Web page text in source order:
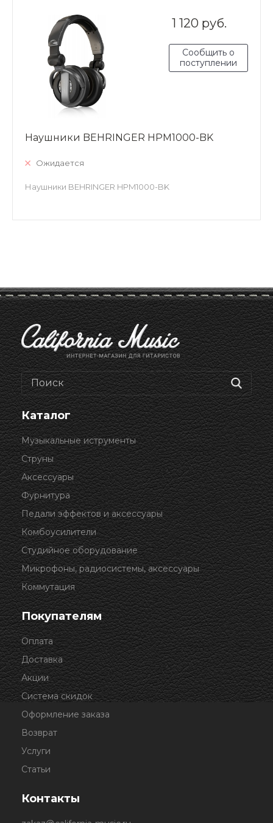
1 120 руб.
Сообщить о
поступлении
Наушники BEHRINGER HPM1000-BK
Ожидается
Наушники BEHRINGER HPM1000-BK
Каталог
Музыкальные иструменты
Струны
Аксессуары
Фурнитура
Педали эффектов и аксессуары
Комбоусилители
Студийное оборудование
Микрофоны, радиосистемы, аксессуары
Коммутация
Покупателям
Оплата
Доставка
Акции
Система скидок
Оформление заказа
Возврат
Услуги
Статьи
Контакты